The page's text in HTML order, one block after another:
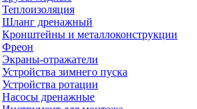
Теплоизоляция
Шланг дренажный
Кронштейны и металлоконструкции
Фреон
Экраны-отражатели
Устройства зимнего пуска
Устройства ротации
Насосы дренажные